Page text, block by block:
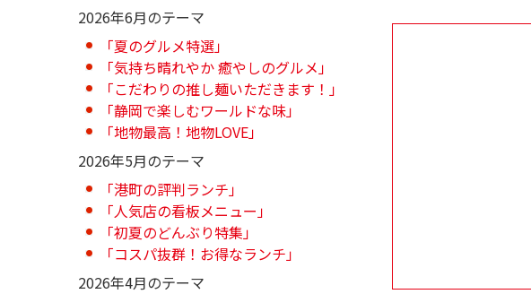
2026年6月のテーマ
「夏のグルメ特選」
「気持ち晴れやか 癒やしのグルメ」
「こだわりの推し麺いただきます！」
「静岡で楽しむワールドな味」
「地物最高！地物LOVE」
2026年5月のテーマ
「港町の評判ランチ」
「人気店の看板メニュー」
「初夏のどんぶり特集」
「コスパ抜群！お得なランチ」
2026年4月のテーマ